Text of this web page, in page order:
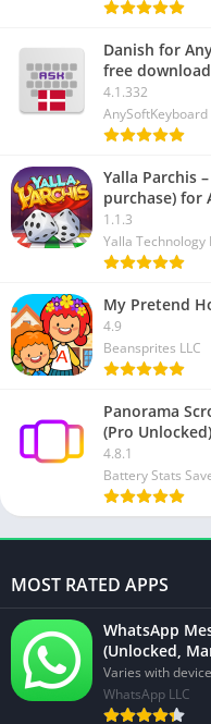
Danish for
free download
4.1.332
AnySoftKeyboard
Yalla Parchis
purchase) for
1.1.3
Yalla Technology
My Pretend
4.9
Beansprites LLC
Panorama
(Pro Unlocked)
4.8.1
Battery Stats
MOST RATED APPS
WhatsApp
(Unlocked,
Varies with device
WhatsApp LLC